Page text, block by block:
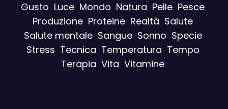
Gusto Luce Mondo Natura Pelle Pesce
Produzione Proteine Realtà Salute
Salute mentale Sangue Sonno Specie
Stress Tecnica Temperatura Tempo
Terapia Vita Vitamine